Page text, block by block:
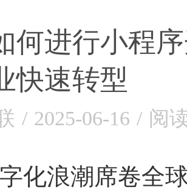
何进行小程
快速转型
/ 2025-06-16 / 阅
化浪潮席卷全